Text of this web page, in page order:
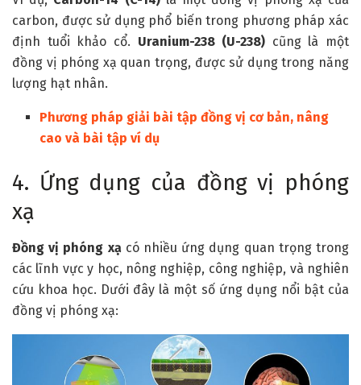
carbon, được sử dụng phổ biến trong phương pháp xác
định tuổi khảo cổ. Uranium-238 (U-238) cũng là một
đồng vị phóng xạ quan trọng, được sử dụng trong năng
lượng hạt nhân.
Phương pháp giải bài tập đồng vị cơ bản, nâng
cao và bài tập ví dụ
4. Ứng dụng của đồng vị phóng
xạ
Đồng vị phóng xạcó nhiều ứng dụng quan trọng trong
các lĩnh vực y học, nông nghiệp, công nghiệp, và nghiên
cứu khoa học. Dưới đây là một số ứng dụng nổi bật của
đồng vị phóng xạ: